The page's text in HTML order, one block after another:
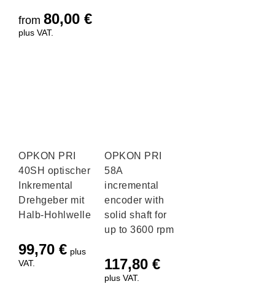
from 80,00 €
plus VAT.
OPKON PRI
40SH optischer
Inkremental
Drehgeber mit
Halb-Hohlwelle
99,70 € plus
VAT.
OPKON PRI
58A
incremental
encoder with
solid shaft for
up to 3600 rpm
117,80 €
plus VAT.